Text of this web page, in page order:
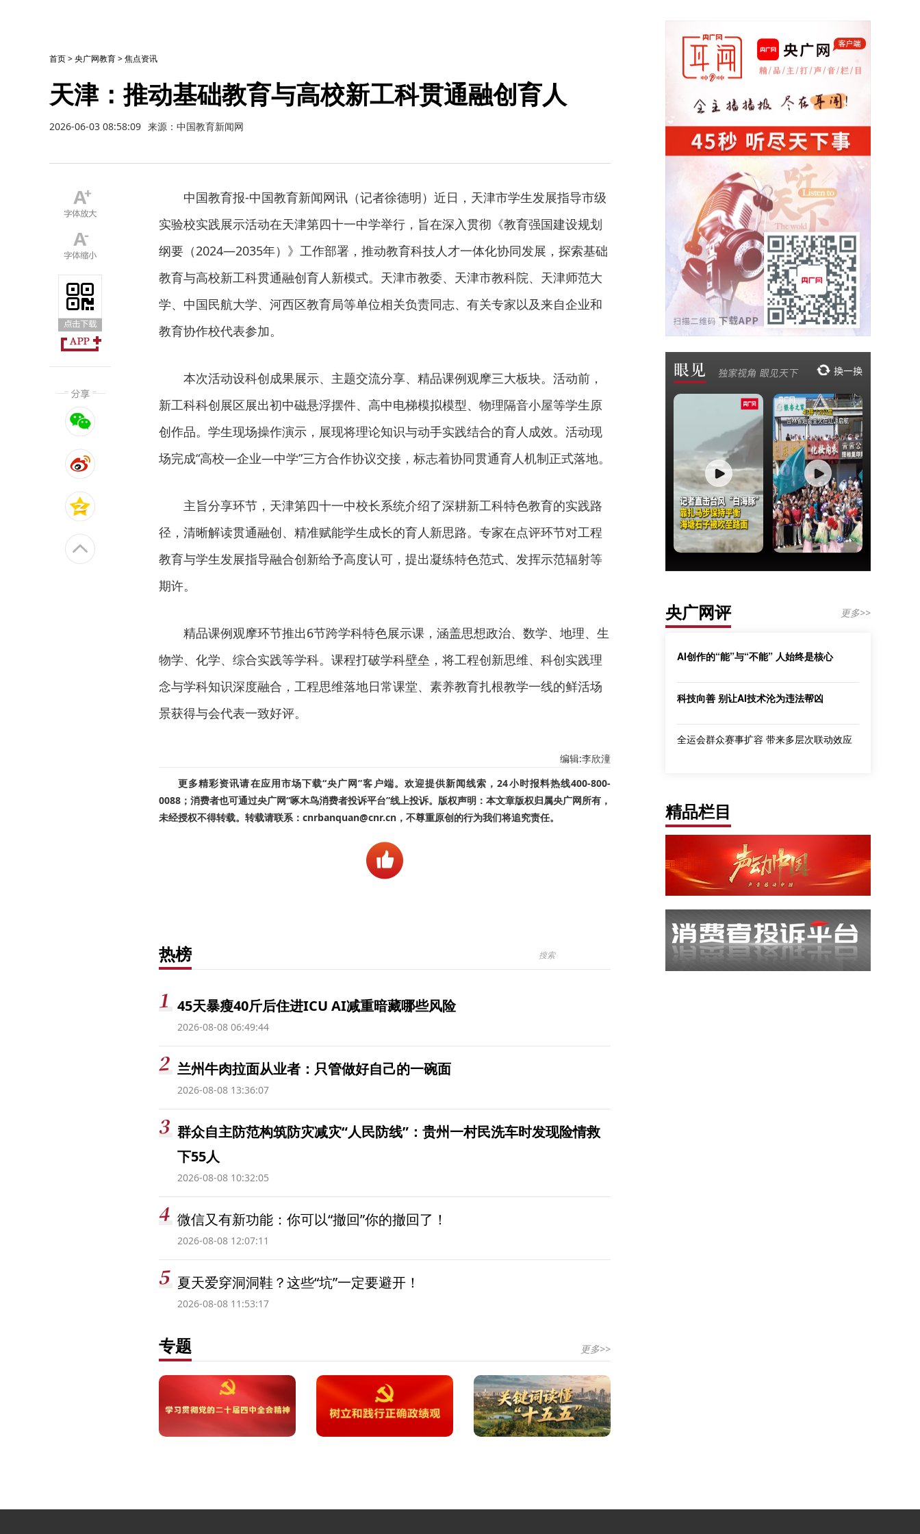
首页>央广网教育>焦点资讯
天津：推动基础教育与高校新工科贯通融创育人
2026-06-03 08:58:09 来源：中国教育新闻网
中国教育报-中国教育新闻网讯（记者徐德明）近日，天津市学生发展指导市级
实验校实践展示活动在天津第四十一中学举行，旨在深入贯彻《教育强国建设规划
纲要（2024—2035年）》工作部署，推动教育科技人才一体化协同发展，探索基础
教育与高校新工科贯通融创育人新模式。天津市教委、天津市教科院、天津师范大
学、中国民航大学、河西区教育局等单位相关负责同志、有关专家以及来自企业和
教育协作校代表参加。
本次活动设科创成果展示、主题交流分享、精品课例观摩三大板块。活动前，
新工科科创展区展出初中磁悬浮摆件、高中电梯模拟模型、物理隔音小屋等学生原
创作品。学生现场操作演示，展现将理论知识与动手实践结合的育人成效。活动现
场完成“高校—企业—中学”三方合作协议交接，标志着协同贯通育人机制正式落地。
主旨分享环节，天津第四十一中校长系统介绍了深耕新工科特色教育的实践路
径，清晰解读贯通融创、精准赋能学生成长的育人新思路。专家在点评环节对工程
教育与学生发展指导融合创新给予高度认可，提出凝练特色范式、发挥示范辐射等
期许。
精品课例观摩环节推出6节跨学科特色展示课，涵盖思想政治、数学、地理、生
物学、化学、综合实践等学科。课程打破学科壁垒，将工程创新思维、科创实践理
念与学科知识深度融合，工程思维落地日常课堂、素养教育扎根教学一线的鲜活场
景获得与会代表一致好评。
编辑:李欣潼
更多精彩资讯请在应用市场下载“央广网”客户端。欢迎提供新闻线索，24小时报料热线400-800-
0088；消费者也可通过央广网“啄木鸟消费者投诉平台”线上投诉。版权声明：本文章版权归属央广网所有，
未经授权不得转载。转载请联系：cnrbanquan@cnr.cn，不尊重原创的行为我们将追究责任。
热榜
45天暴瘦40斤后住进ICU AI减重暗藏哪些风险
2026-08-08 06:49:44
兰州牛肉拉面从业者：只管做好自己的一碗面
2026-08-08 13:36:07
群众自主防范构筑防灾减灾“人民防线”：贵州一村民洗车时发现险情救
下55人
2026-08-08 10:32:05
微信又有新功能：你可以“撤回”你的撤回了！
2026-08-08 12:07:11
夏天爱穿洞洞鞋？这些“坑”一定要避开！
2026-08-08 11:53:17
专题 更多>>
央广网评 更多>>
AI创作的“能”与“不能” 人始终是核心
科技向善 别让AI技术沦为违法帮凶
全运会群众赛事扩容 带来多层次联动效应
精品栏目